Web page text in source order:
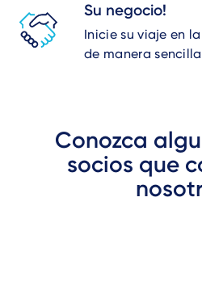
Su negocio!
Inicie su viaje en
de manera
Conozca
socios que